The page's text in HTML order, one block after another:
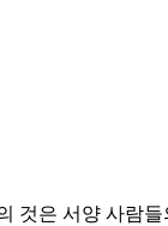
것은 서양 사람들